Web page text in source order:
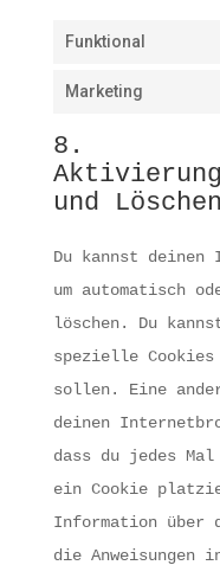
Funktional
Marketing
8.
und
Du kannst deinen
um automatisch
löschen. Du
spezielle
sollen. Eine
deinen
dass du jedes
ein Cookie
Information über
die Anweisungen